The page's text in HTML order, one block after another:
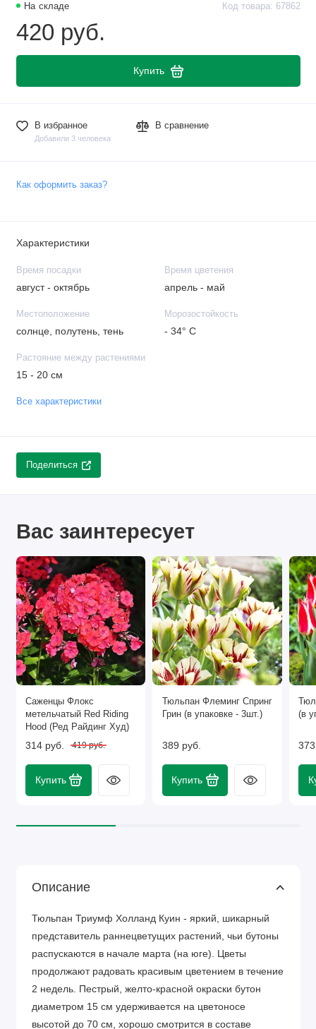
На складе Код товара: 67862
420 руб.
Купить
В избранное
Добавили 3 человека
В сравнение
Как оформить заказ?
Характеристики
Время посадки
август - октябрь
Время цветения
апрель - май
Местоположение
солнце, полутень, тень
Морозостойкость
- 34° С
Растояние между растениями
15 - 20 см
Все характеристики
Поделиться
Вас заинтересует
Саженцы Флокс
метельчатый Red Riding
Hood (Ред Райдинг Худ)
314 руб. 419 руб.
Купить
Тюльпан Флеминг Спринг
Грин (в упаковке - 3шт.)
389 руб.
Купить
(в
Описание
Тюльпан Триумф Холланд Куин - яркий, шикарный
представитель раннецветущих растений, чьи бутоны
распускаются в начале марта (на юге). Цветы
продолжают радовать красивым цветением в течение
2 недель. Пестрый, желто-красной окраски бутон
диаметром 15 см удерживается на цветоносе
высотой до 70 см, хорошо смотрится в составе